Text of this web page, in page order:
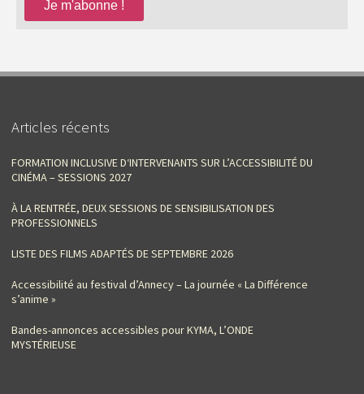
Articles récents
FORMATION INCLUSIVE D‘INTERVENANTS SUR L’ACCESSIBILITÉ DU
CINÉMA – SESSIONS 2027
À LA RENTRÉE, DEUX SESSIONS DE SENSIBILISATION DES
PROFESSIONNELS
LISTE DES FILMS ADAPTÉS DE SEPTEMBRE 2026
Accessibilité au festival d’Annecy – La journée « La Différence
s’anime »
Bandes-annonces accessibles pour KYMA, L’ONDE
MYSTÉRIEUSE